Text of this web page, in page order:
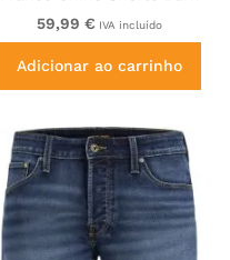
Navy
59,99 € IVA incluído
Adicionar ao carrinho